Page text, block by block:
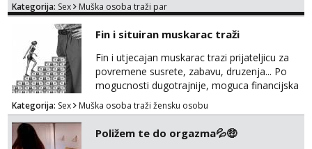
trata.vrh@gmail.com
Kategorija: Sex Muška osoba traži par
Fin i situiran muskarac traži
Fin i utjecajan muskarac trazi prijateljicu za
povremene susrete, zabavu, druzenja... Po
mogucnosti dugotrajnije, moguca financijska
potpora!
Kategorija: Sex Muška osoba traži žensku osobu
Poližem te do orgazma💦🤑